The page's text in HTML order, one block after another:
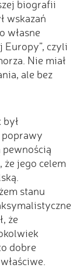
biografii
wskazań
własne
Europy”, czyli
Nie miał
ale bez
pewnością
że jego celem
stanu
że
dobre